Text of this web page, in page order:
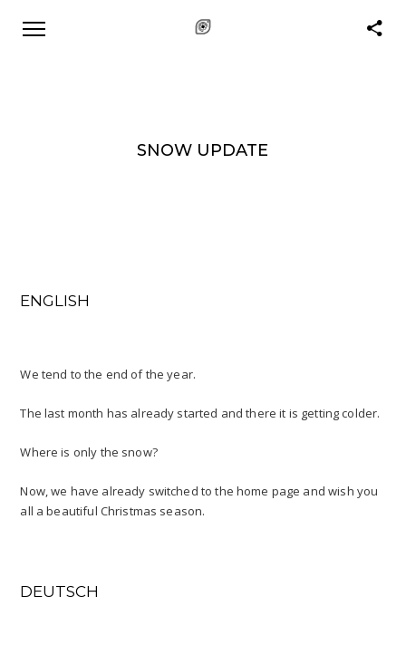
SNOW UPDATE
ENGLISH
We tend to the end of the year.
The last month has already started and there it is getting colder.
Where is only the snow?
Now, we have already switched to the home page and wish you
all a beautiful Christmas season.
DEUTSCH